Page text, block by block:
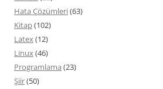
Hata Çözümleri(63)
Kitap(102)
Latex(12)
Linux(46)
Programlama (23)
Şiir(50)